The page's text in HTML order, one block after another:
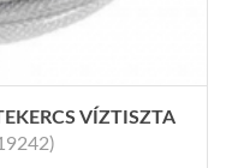
VÍZTISZTA